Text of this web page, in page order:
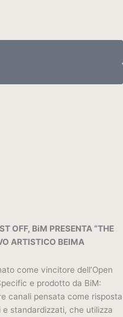
OFF, BiM PRESENTA “THE
ARTISTICO BEIMA
come vincitore dell’Open
e prodotto da BiM:
canali pensata come risposta
standardizzati, che utilizza